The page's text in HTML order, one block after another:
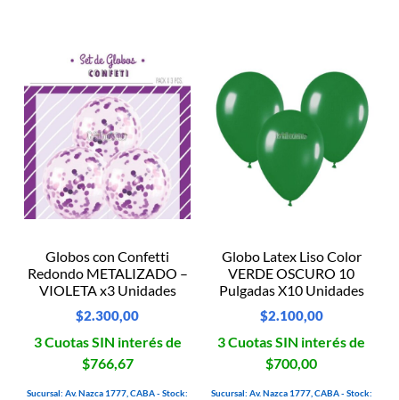
Globos con Confetti
Redondo METALIZADO –
VIOLETA x3 Unidades
$2.300,00
3 Cuotas SIN interés de
$766,67
Sucursal: Av. Nazca 1777, CABA - Stock:
Globo Latex Liso Color
VERDE OSCURO 10
Pulgadas X10 Unidades
$2.100,00
3 Cuotas SIN interés de
$700,00
Sucursal: Av. Nazca 1777, CABA - Stock: